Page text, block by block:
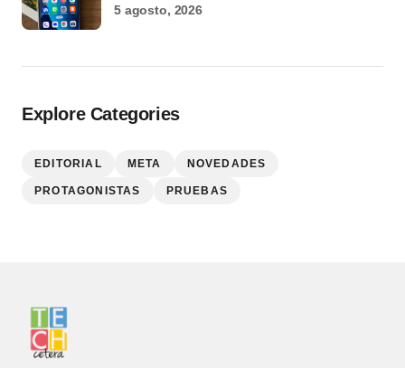
5 agosto, 2026
Explore Categories
EDITORIAL META NOVEDADES
PROTAGONISTAS PRUEBAS